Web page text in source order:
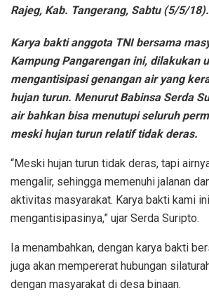
Rajeg, Kab. Tangerang, Sabtu (5/5/18).
Karya bakti anggota TNI bersama
Kampung Pangarengan ini, dilakukan
mengantisipasi genangan air yang
hujan turun. Menurut Babinsa Serda
air bahkan bisa menutupi seluruh
meski hujan turun relatif tidak deras.
“Meski hujan turun tidak deras, tapi
mengalir, sehingga memenuhi jalanan
aktivitas masyarakat. Karya bakti kami
mengantisipasinya,” ujar Serda Suripto.
Ia menambahkan, dengan karya bakti
juga akan mempererat hubungan
dengan masyarakat di desa binaan.